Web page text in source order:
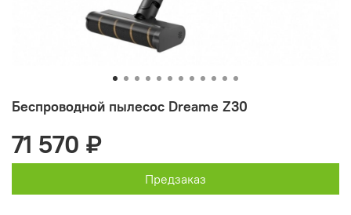
Беспроводной пылесос Dreame Z30
71 570 ₽
Предзаказ